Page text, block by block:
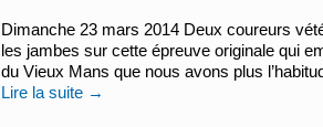
Dimanche 23 mars 2014 Deux coureurs
les jambes sur cette épreuve originale qui
du Vieux Mans que nous avons plus
Lire la suite →